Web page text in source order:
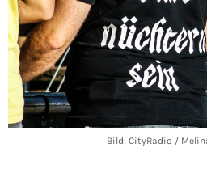
Bild: CityRadio /